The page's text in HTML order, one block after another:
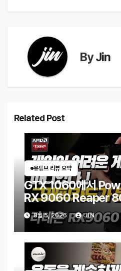
색
ByJin
Related Post
유튜브 리뷰 요약
GTX 1060에서
RX 9060 Reaper
｜엘든링·몬스터 헌
8월 5, 2026 JIN